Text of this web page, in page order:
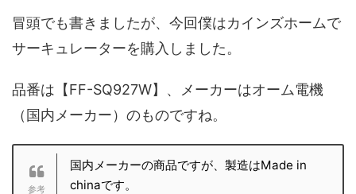
冒頭でも書きましたが、今回僕はカインズホームで
サーキュレーターを購入しました。
品番は【FF-SQ927W】、メーカーはオーム電機
（国内メーカー）のものですね。
国内メーカーの商品ですが、製造はMade in
chinaです。